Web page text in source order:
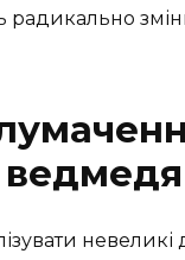
радикально
ведмедя